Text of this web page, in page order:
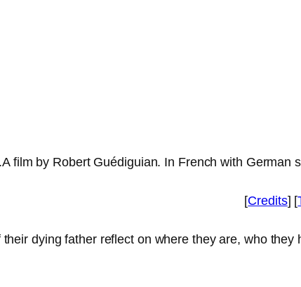
.A film by Robert Guédiguian. In French with German
[Credits] [
dying father reflect on whe­re they are, who they